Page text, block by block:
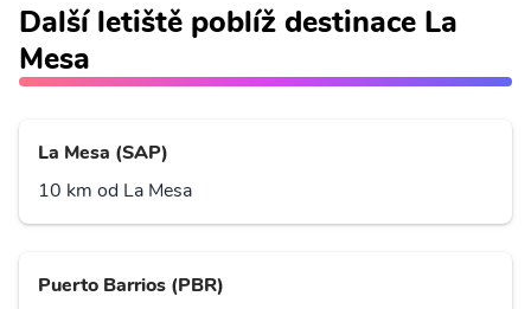
Další letiště poblíž destinace La
Mesa
La Mesa (SAP)
10 km od La Mesa
Puerto Barrios (PBR)